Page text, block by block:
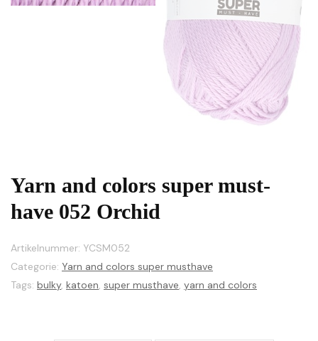
Yarn and colors super must-
have 052 Orchid
Artikelnummer: YCSM052
Categorie: Yarn and colors super musthave
Tags: bulky, katoen, super musthave, yarn and colors